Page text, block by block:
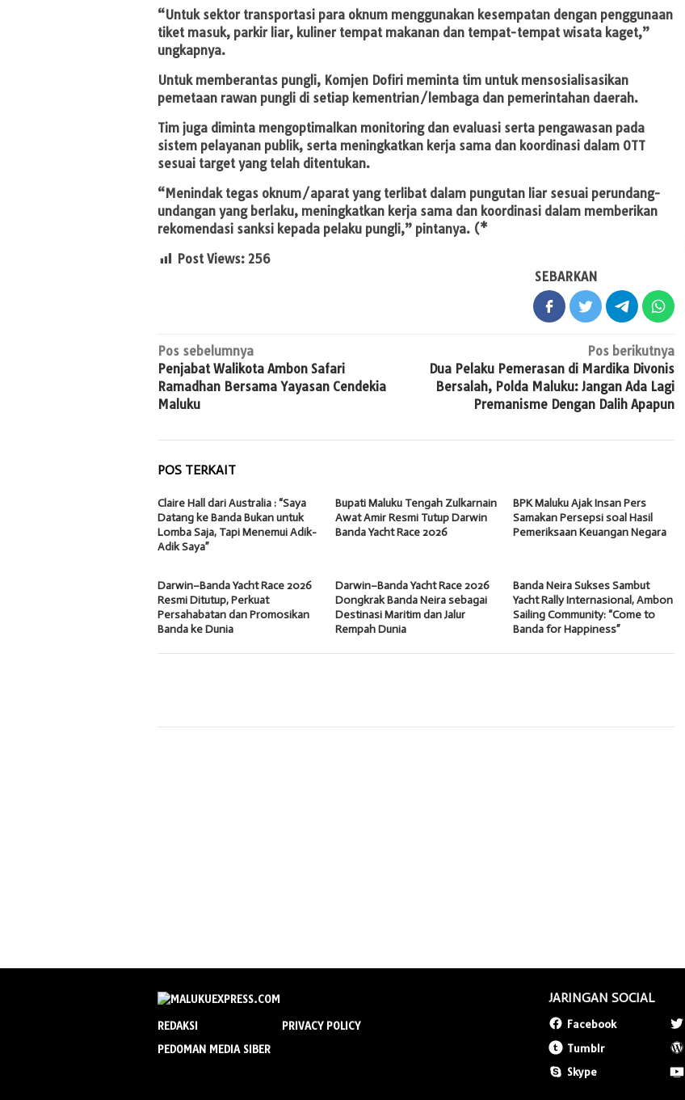
“Untuk sektor transportasi para oknum menggunakan kesempatan dengan penggunaan
tiket masuk, parkir liar, kuliner tempat makanan dan tempat-tempat wisata kaget,”
ungkapnya.
Untuk memberantas pungli, Komjen Dofiri meminta tim untuk mensosialisasikan
pemetaan rawan pungli di setiap kementrian/lembaga dan pemerintahan daerah.
Tim juga diminta mengoptimalkan monitoring dan evaluasi serta pengawasan pada
sistem pelayanan publik, serta meningkatkan kerja sama dan koordinasi dalam OTT
sesuai target yang telah ditentukan.
“Menindak tegas oknum/aparat yang terlibat dalam pungutan liar sesuai perundang-
undangan yang berlaku, meningkatkan kerja sama dan koordinasi dalam memberikan
rekomendasi sanksi kepada pelaku pungli,” pintanya. (*
Post Views: 256
SEBARKAN
Navigasi
pos
Pos sebelumnya
Penjabat Walikota Ambon Safari
Ramadhan Bersama Yayasan Cendekia
Maluku
Pos berikutnya
Dua Pelaku Pemerasan di Mardika Divonis
Bersalah, Polda Maluku: Jangan Ada Lagi
Premanisme Dengan Dalih Apapun
POS TERKAIT
Claire Hall dari Australia : “Saya
Datang ke Banda Bukan untuk
Lomba Saja, Tapi Menemui Adik-
Adik Saya”
Bupati Maluku Tengah Zulkarnain
Awat Amir Resmi Tutup Darwin
Banda Yacht Race 2026
BPK Maluku Ajak Insan Pers
Samakan Persepsi soal Hasil
Pemeriksaan Keuangan Negara
Darwin–Banda Yacht Race 2026
Resmi Ditutup, Perkuat
Persahabatan dan Promosikan
Banda ke Dunia
Darwin–Banda Yacht Race 2026
Dongkrak Banda Neira sebagai
Destinasi Maritim dan Jalur
Rempah Dunia
Banda Neira Sukses Sambut
Yacht Rally Internasional, Ambon
Sailing Community: “Come to
Banda for Happiness”
REDAKSI
PRIVACY POLICY
PEDOMAN MEDIA SIBER
JARINGAN SOCIAL
Facebook
Tumblr
Skype